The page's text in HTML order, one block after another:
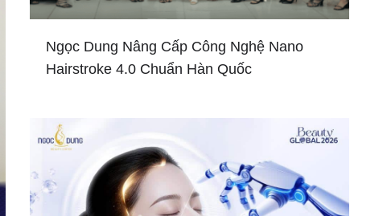
Ngọc Dung Nâng Cấp Công Nghệ Nano
Hairstroke 4.0 Chuẩn Hàn Quốc